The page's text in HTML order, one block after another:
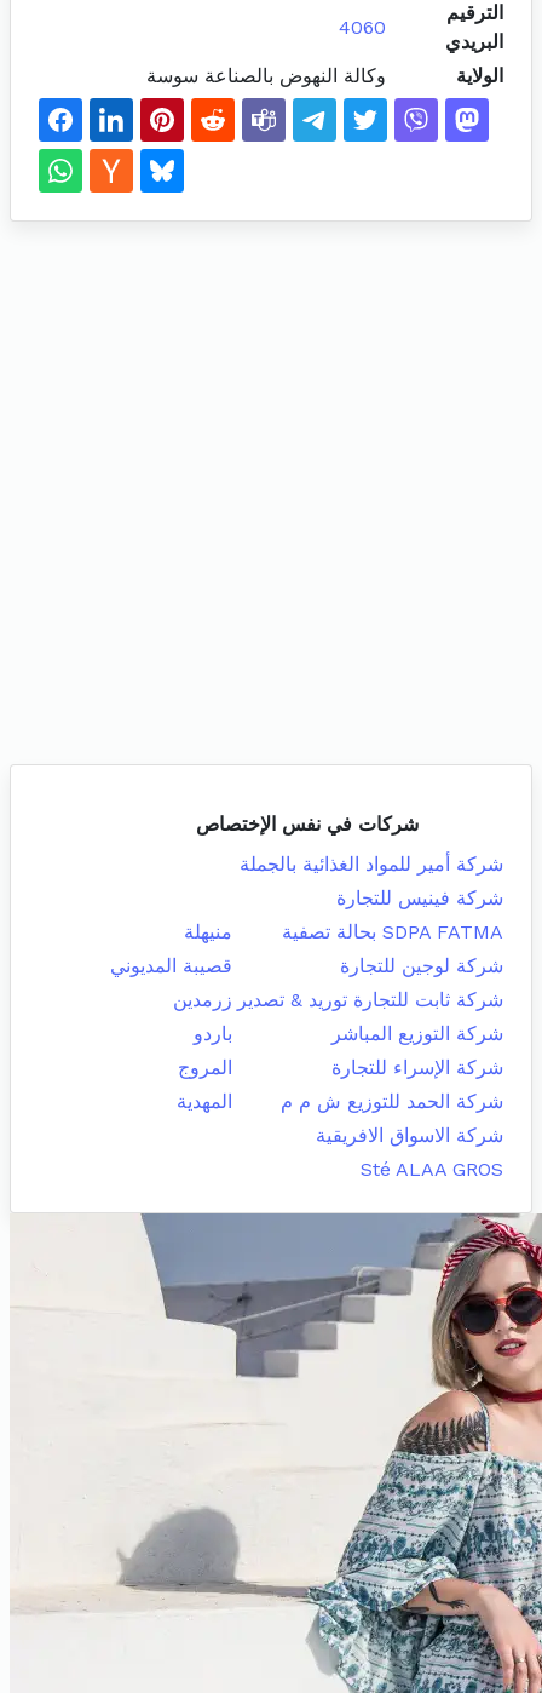
الترقيم
البريدي
4060
الولاية وكالة النهوض بالصناعة سوسة
شركات في نفس الإختصاص
شركة أمير للمواد الغذائية بالجملة
شركة فينيس للتجارة
SDPA FATMA بحالة تصفية
منيهلة
شركة لوجين للتجارة
قصيبة المديوني
شركة ثابت للتجارة توريد & تصدير زرمدين
شركة التوزيع المباشر
باردو
شركة الإسراء للتجارة
المروج
شركة الحمد للتوزيع ش م م
المهدية
شركة الاسواق الافريقية
Sté ALAA GROS